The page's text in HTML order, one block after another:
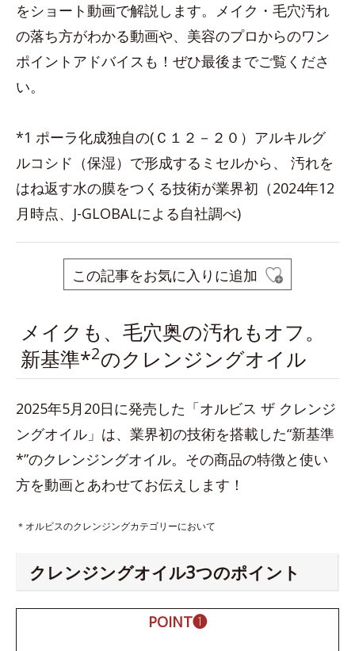
をショート動画で解説します。メイク・毛穴汚れ
の落ち方がわかる動画や、美容のプロからのワン
ポイントアドバイスも！ぜひ最後までご覧くださ
い。
*1 ポーラ化成独自の(Ｃ１２－２０）アルキルグ
ルコシド（保湿）で形成するミセルから、 汚れを
はね返す水の膜をつくる技術が業界初（2024年12
月時点、J-GLOBALによる自社調べ)
この記事をお気に入りに追加
メイクも、毛穴奥の汚れもオフ。
新基準*2のクレンジングオイル
2025年5月20日に発売した「オルビス ザ クレンジ
ングオイル」は、業界初の技術を搭載した“新基準
*”のクレンジングオイル。その商品の特徴と使い
方を動画とあわせてお伝えします！
＊オルビスのクレンジングカテゴリーにおいて
クレンジングオイル3つのポイント
POINT❶